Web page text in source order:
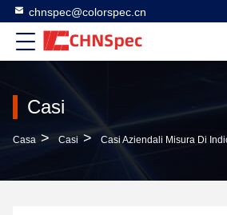
chnspec@colorspec.cn
Casi
Casa > Casi > Casi Aziendali Misura Di Indice Del Cobalto Del Platino (Pt-Co/APHA/Hazen)